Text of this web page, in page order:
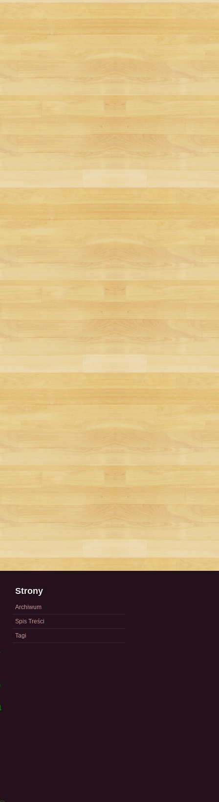
Strony
Archiwum
Spis Treści
Tagi